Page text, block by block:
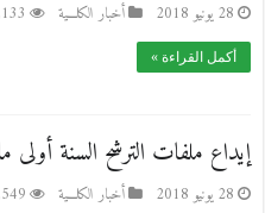
28 يونيو 2018 أخبار الكلـــية 4,133
أكمل القراءة »
إيداع ملفات الترشح السنة أولى ماستر
28 يونيو 2018 أخبار الكلـــية 7,549